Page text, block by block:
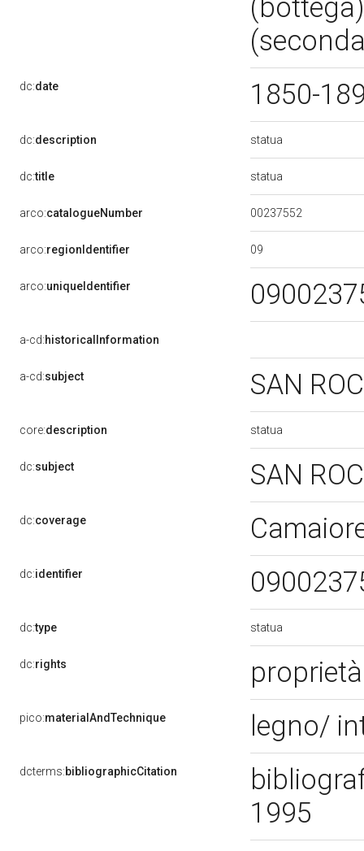
dc:date 1850-
dc:description statua
dc:title statua
arco:catalogueNumber 00237552
arco:regionIdentifier 09
arco:uniqueIdentifier
a-cd:historicalInformation
a-cd:subject SAN
core:description statua
dc:subject SAN
dc:coverage
dc:identifier
dc:type statua
dc:rights
pico:materialAndTechnique legno/
dcterms:bibliographicCitation
1995